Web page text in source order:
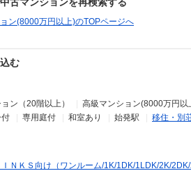
ン(8000万円以上)のTOPページへ
む
ン（20階以上） 高級マンション(8000万円以
付
専用庭付 和室あり 始発駅 移住・別
ＮＫＳ向け（ワンルーム/1K/1DK/1LDK/2K/2DK/